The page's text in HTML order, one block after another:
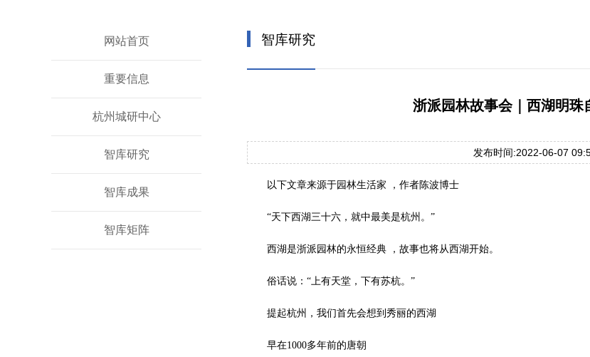
网站首页
重要信息
杭州城研中心
智库研究
智库成果
智库矩阵
智库研究
浙派园林故事会｜西湖明珠
发布时间:2022-06-07
以下文章来源于园林生活家 ，作者陈波博士
“天下西湖三十六，就中最美是杭州。”
西湖是浙派园林的永恒经典 ，故事也将从西湖开始。
俗话说：“上有天堂，下有苏杭。”
提起杭州，我们首先会想到秀丽的西湖
早在1000多年前的唐朝